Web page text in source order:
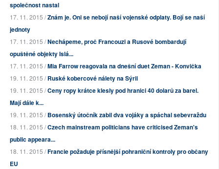
společnost nastal
17. 11. 2015 /Znám je. Oni se nebojí naší vojenské odplaty. Bojí se naší
jednoty
17. 11. 2015 /Nechápeme, proč Francouzi a Rusové bombardují
opuštěné objekty Islá...
17. 11. 2015 /Mia Farrow reagovala na dnešní duet Zeman - Konvička
19. 11. 2015 /Ruské kobercové nálety na Sýrii
19. 11. 2015 /Ceny ropy krátce klesly pod hranici 40 dolarů za barel.
Mají dále k...
19. 11. 2015 /Bosenský útočník zabil dva vojáky a spáchal sebevraždu
18. 11. 2015 /Czech mainstream politicians have criticised Zeman's
public appeara...
18. 11. 2015 /Francie požaduje přísnější pohraniční kontroly pro občany
EU